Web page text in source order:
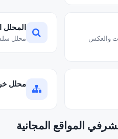
والعكس
المحلل
محلل
محلل
المواقع المجانية